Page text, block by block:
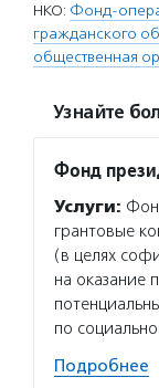
НКО: Фонд-
гражданского
общественная
Узнайте
Фонд
Услуги:
грантовые
(в целях
на оказание
по
Подробнее